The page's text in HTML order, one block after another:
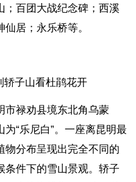
；百团大战纪念碑；西溪
仙居；永乐桥等。
轿子山看杜鹃花开
市禄劝县境东北角乌蒙
“乐尼白”。一座离昆明最
物分布呈现出完全不同的
条件下的雪山景观。轿子